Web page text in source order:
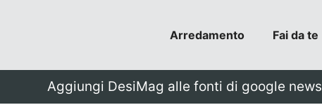
Arredamento Fai da te
Aggiungi DesiMag alle fonti di google news